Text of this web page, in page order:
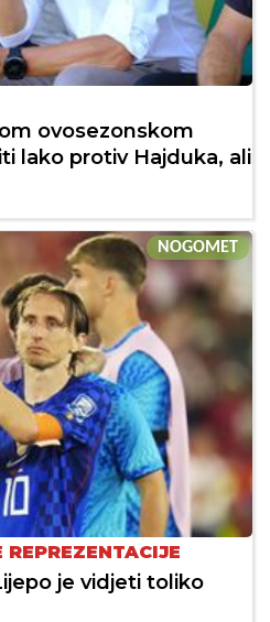
ovosezonskom
lako protiv Hajduka, ali
NOGOMET
je vidjeti toliko